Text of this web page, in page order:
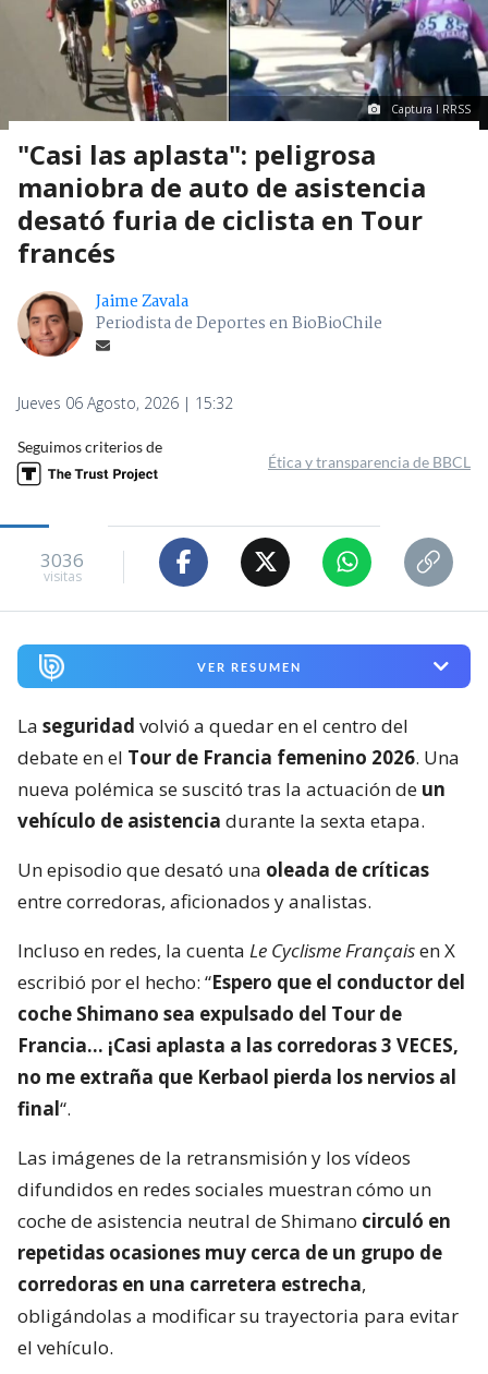
Captura I RRSS
"Casi las aplasta": peligrosa
maniobra de auto de asistencia
desató furia de ciclista en Tour
francés
Jaime Zavala
Periodista de Deportes en BioBioChile
Jueves 06 Agosto, 2026 | 15:32
Seguimos criterios de
Ética y transparencia de BBCL
3036
visitas
VER RESUMEN
La seguridad volvió a quedar en el centro del
debate en el Tour de Francia femenino 2026. Una
nueva polémica se suscitó tras la actuación de un
vehículo de asistencia durante la sexta etapa.
Un episodio que desató una oleada de críticas
entre corredoras, aficionados y analistas.
Incluso en redes, la cuenta Le Cyclisme Françaisen X
escribió por el hecho: “Espero que el conductor del
coche Shimano sea expulsado del Tour de
Francia… ¡Casi aplasta a las corredoras 3 VECES,
no me extraña que Kerbaol pierda los nervios al
final“.
Las imágenes de la retransmisión y los vídeos
difundidos en redes sociales muestran cómo un
coche de asistencia neutral de Shimano circuló en
repetidas ocasiones muy cerca de un grupo de
corredoras en una carretera estrecha,
obligándolas a modificar su trayectoria para evitar
el vehículo.